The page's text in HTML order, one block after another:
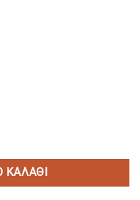
Τοιχώματος Ripple Σχέδιο